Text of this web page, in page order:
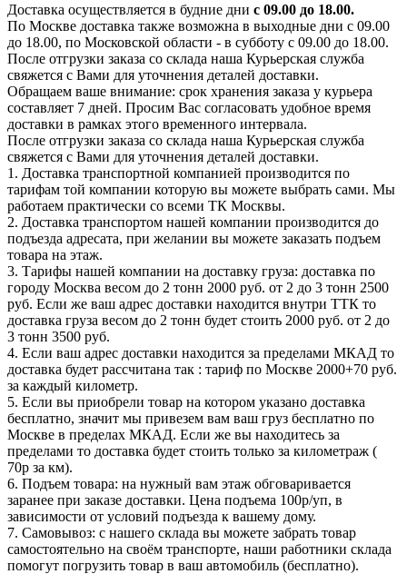
Доставка осуществляется в будние дни с 09.00 до 18.00.
По Москве доставка также возможна в выходные дни с 09.00
до 18.00, по Московской области - в субботу с 09.00 до 18.00.
После отгрузки заказа со склада наша Курьерская служба
свяжется с Вами для уточнения деталей доставки.
Обращаем ваше внимание: срок хранения заказа у курьера
составляет 7 дней. Просим Вас согласовать удобное время
доставки в рамках этого временного интервала.
После отгрузки заказа со склада наша Курьерская служба
свяжется с Вами для уточнения деталей доставки.
1. Доставка транспортной компанией производится по
тарифам той компании которую вы можете выбрать сами. Мы
работаем практически со всеми ТК Москвы.
2. Доставка транспортом нашей компании производится до
подъезда адресата, при желании вы можете заказать подъем
товара на этаж.
3. Тарифы нашей компании на доставку груза: доставка по
городу Москва весом до 2 тонн 2000 руб. от 2 до 3 тонн 2500
руб. Если же ваш адрес доставки находится внутри ТТК то
доставка груза весом до 2 тонн будет стоить 2000 руб. от 2 до
3 тонн 3500 руб.
4. Если ваш адрес доставки находится за пределами МКАД то
доставка будет рассчитана так : тариф по Москве 2000+70 руб.
за каждый километр.
5. Если вы приобрели товар на котором указано доставка
бесплатно, значит мы привезем вам ваш груз бесплатно по
Москве в пределах МКАД. Если же вы находитесь за
пределами то доставка будет стоить только за километраж (
70р за км).
6. Подъем товара: на нужный вам этаж обговаривается
заранее при заказе доставки. Цена подъема 100р/уп, в
зависимости от условий подъезда к вашему дому.
7. Самовывоз: с нашего склада вы можете забрать товар
самостоятельно на своём транспорте, наши работники склада
помогут погрузить товар в ваш автомобиль (бесплатно).